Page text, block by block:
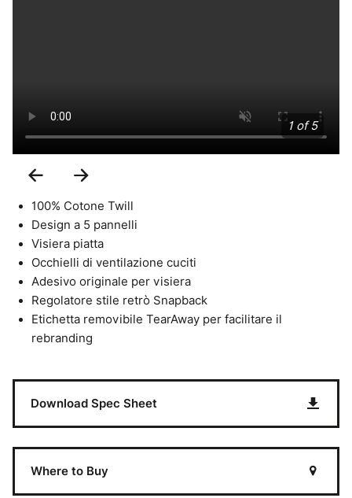
1 of 5
Previous
Slide Slide
100% Cotone Twill
Design a 5 pannelli
Visiera piatta
Occhielli di ventilazione cuciti
Adesivo originale per visiera
Regolatore stile retrò Snapback
Etichetta removibile TearAway per facilitare il
rebranding
Download Spec Sheet
Where to Buy